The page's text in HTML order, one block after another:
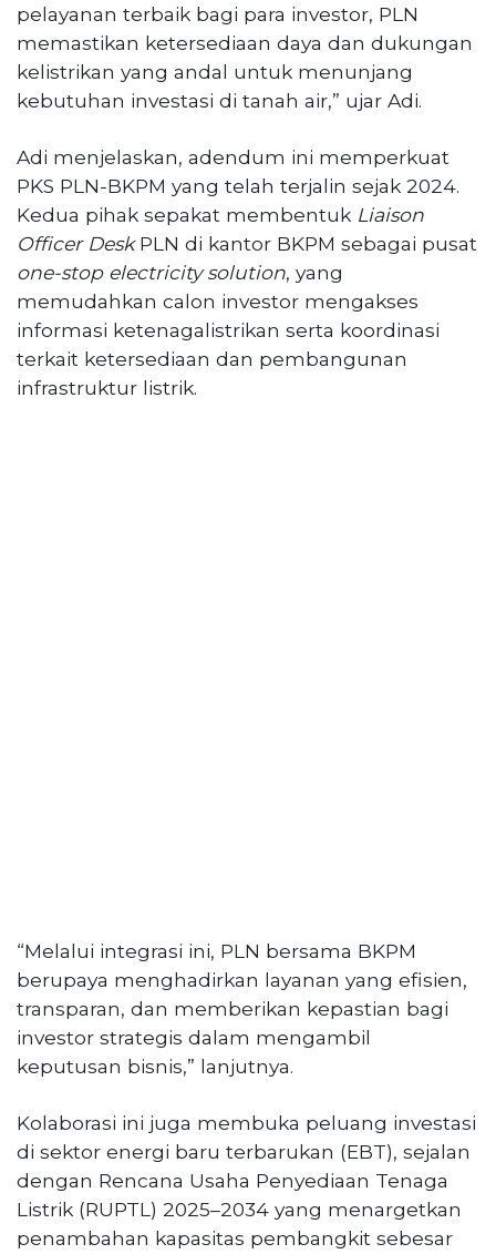
pelayanan terbaik bagi para investor, PLN
memastikan ketersediaan daya dan dukungan
kelistrikan yang andal untuk menunjang
kebutuhan investasi di tanah air,” ujar Adi.
Adi menjelaskan, adendum ini memperkuat
PKS PLN-BKPM yang telah terjalin sejak 2024.
Kedua pihak sepakat membentuk Liaison
Officer DeskPLN di kantor BKPM sebagai pusat
one-stop electricity solution, yang
memudahkan calon investor mengakses
informasi ketenagalistrikan serta koordinasi
terkait ketersediaan dan pembangunan
infrastruktur listrik.
“Melalui integrasi ini, PLN bersama BKPM
berupaya menghadirkan layanan yang efisien,
transparan, dan memberikan kepastian bagi
investor strategis dalam mengambil
keputusan bisnis,” lanjutnya.
Kolaborasi ini juga membuka peluang investasi
di sektor energi baru terbarukan (EBT), sejalan
dengan Rencana Usaha Penyediaan Tenaga
Listrik (RUPTL) 2025–2034 yang menargetkan
penambahan kapasitas pembangkit sebesar